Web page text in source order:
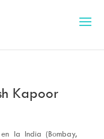
Kapoor
la India (Bombay,